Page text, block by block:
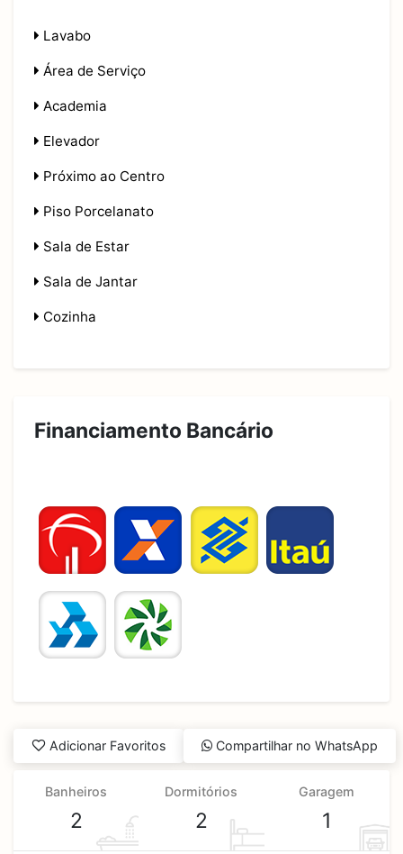
Lavabo
Área de Serviço
Academia
Elevador
Próximo ao Centro
Piso Porcelanato
Sala de Estar
Sala de Jantar
Cozinha
Financiamento Bancário
Adicionar Favoritos Compartilhar no WhatsApp
Banheiros
2
Dormitórios
2
Garagem
1